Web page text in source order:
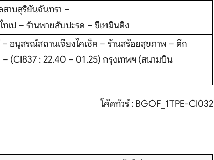
สาบสุริยันจันทรา –
เป – ร้านพายสับปะรด – ซีเหมินติง
– อนุสรณ์สถานเจียงไคเช็ค – ร้านสร้อยสุขภาพ – ตึก
– (CI837 : 22.40 – 01.25) กรุงเทพฯ (สนามบิน
โค้ดทัวร์ : BGOF_1TPE-CI032